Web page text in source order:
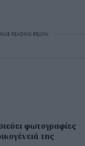
READING BELOW
φωτογραφίες
της